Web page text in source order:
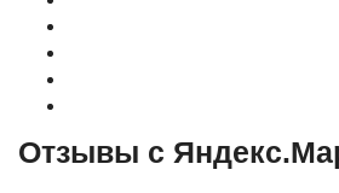
Отзывы с